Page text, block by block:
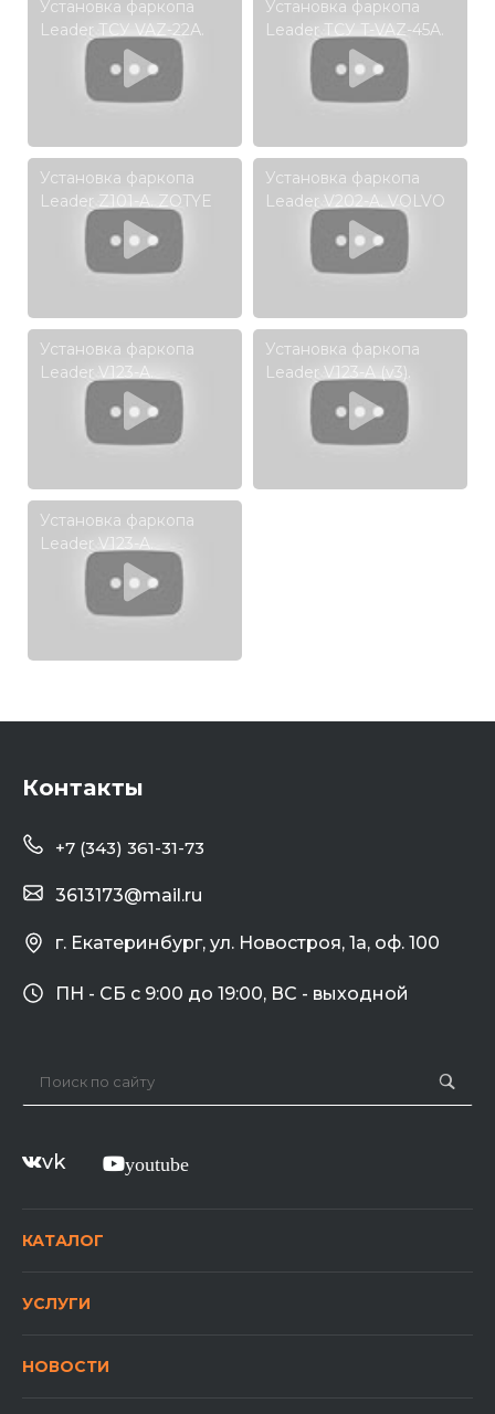
Установка фаркопа
Leader ТСУ VAZ-22А.
ВАЗ 1117, 1118, 2190,2191,
2194, 2194, DATSUN on-
Установка фаркопа
Leader ТСУ T-VAZ-45A.
ВАЗ 21214, 2131 (Urban) с
газобалонным
оборудованием.
Установка фаркопа
Leader Z101-A. ZOTYE
T600 (1,5)
(внедорожник) 2014 - ...
Установка фаркопа
Leader V202-A. VOLVO
XC 70 (универсал) (B)
2007-...г.в.
Установка фаркопа
Leader V123-A.
VOLKSWAGEN TIGUAN
(5N1) , (5N2)
2007-...,SKODA YETI
Установка фаркопа
Leader V123-A (v3).
SKODA KODIAQ I
(внедорожник) 2016 - ...
Установка фаркопа
Leader V123-A.
VOLKSWAGEN JETTA,
TIGUAN, TIGUAN II.
SKODA YETI. AUDI Q3 .
Контакты
+7 (343) 361-31-73
г. Екатеринбург, ул. Новостроя, 1а, оф. 100
3613173@mail.ru
ПН - СБ с 9:00 до 19:00, ВС - выходной
vk youtube
КАТАЛОГ
УСЛУГИ
НОВОСТИ